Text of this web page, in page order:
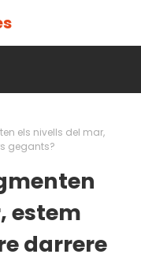
els nivells del mar,
gegants?
estem
darrere